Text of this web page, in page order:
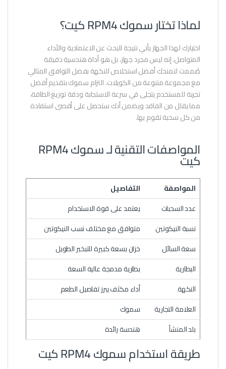
لماذا تختار سموك RPM4 كيت؟
اختيارك لهذا الجهاز يأتي نتيجة للبحث عن الاعتمادية والأداء
المتواصل. إنه ليس مجرد جهاز، بل هو أداة هندسية دقيقة
صُممت لتمنحك أفضل استخلاص للنكهة بفضل التوافق المثالي
مع مجموعة متنوعة من الكويلات. التزام سموك بتقديم أفضل
تجربة للمستخدم يتجلى في سرعة الاستجابة ودقة توزيع الطاقة،
مما يقلل من الفاقد ويضمن أنك ستحصل على أقصى استفادة
من كل سحبة تقوم بها.
المواصفات التقنية لـ سموك RPM4
كيت
المواصفة
التفاصيل
عدد السحبات
يعتمد على قوة الاستخدام
نسبة النيكوتين
متوافق مع مختلف نسب النيكوتين
سعة السائل
خزان بسعة كبيرة للتبخير الطويل
البطارية
بطارية مدمجة عالية السعة
النكهة
أداء مكثف يبرز تفاصيل الطعم
العلامة التجارية
سموك
بلد المنشأ
هندسة رائدة
طريقة استخدام سموك RPM4 كيت